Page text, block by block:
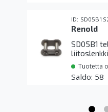
Renold
SD05B1
liitoslenkki
Tuotetta
58